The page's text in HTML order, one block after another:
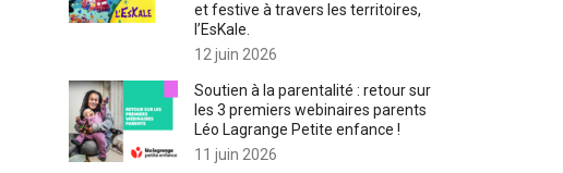
et festive à travers les territoires,
l’EsKale.
12 juin 2026
Soutien à la parentalité : retour sur
les 3 premiers webinaires parents
Léo Lagrange Petite enfance !
11 juin 2026